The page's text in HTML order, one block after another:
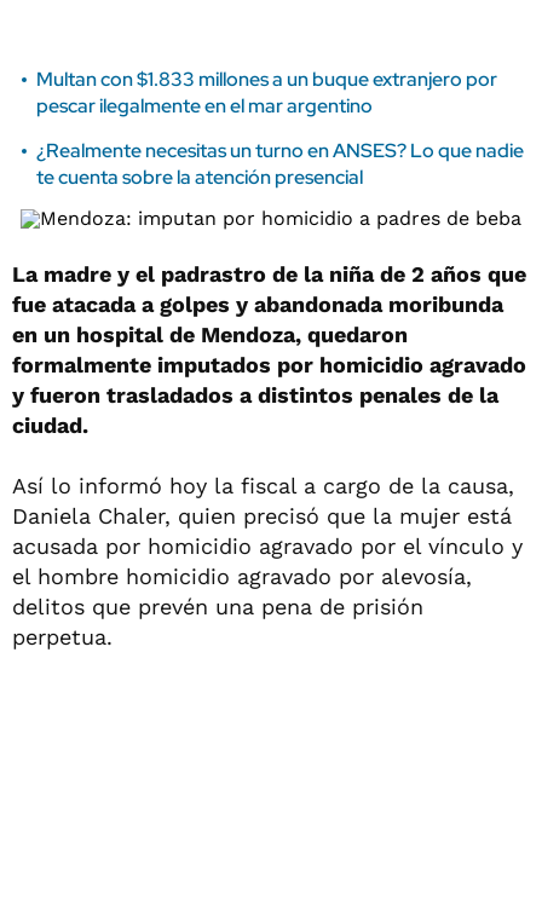
Multan con $1.833 millones a un buque extranjero por
pescar ilegalmente en el mar argentino
¿Realmente necesitas un turno en ANSES? Lo que nadie
te cuenta sobre la atención presencial
La madre y el padrastro de la niña de 2 años que
fue atacada a golpes y abandonada moribunda
en un hospital de Mendoza, quedaron
formalmente imputados por homicidio agravado
y fueron trasladados a distintos penales de la
ciudad.
Así lo informó hoy la fiscal a cargo de la causa,
Daniela Chaler, quien precisó que la mujer está
acusada por homicidio agravado por el vínculo y
el hombre homicidio agravado por alevosía,
delitos que prevén una pena de prisión
perpetua.